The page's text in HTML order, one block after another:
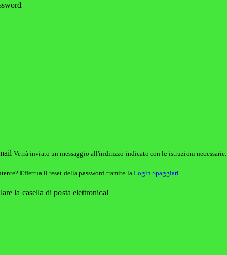
Verrà inviato un messaggio all'indirizzo indicato con le istruzioni necessarie.
Effettua il reset della password tramite la Login Spaggiari
la casella di posta elettronica!